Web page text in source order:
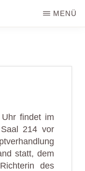
MENÜ
findet im
214 vor
statt, dem
des